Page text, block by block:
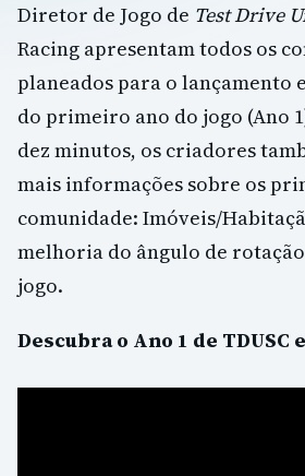
Diretor de Jogo de Test Drive
Racing apresentam todos os
planeados para o lançamento
do primeiro ano do jogo (Ano
dez minutos, os criadores
mais informações sobre os
comunidade: Imóveis/
melhoria do ângulo de
jogo.
Descubra o Ano 1 de TDUSC